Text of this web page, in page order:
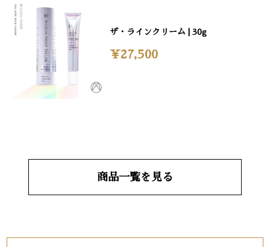
ザ・ラインクリーム | 30g
¥27,500
商品一覧を見る